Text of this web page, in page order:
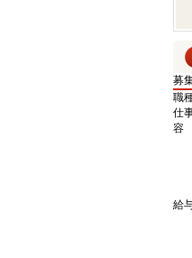
募
職
仕
容
給